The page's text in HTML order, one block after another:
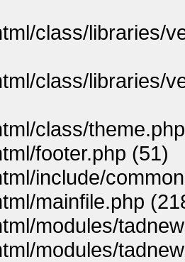
class/libraries/
class/libraries/
class/
footer.php (51)
include/
mainfile.php
modules/
modules/